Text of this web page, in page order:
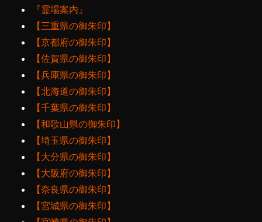
『霊場案内』
【三重県の御朱印】
【京都府の御朱印】
【佐賀県の御朱印】
【兵庫県の御朱印】
【北海道の御朱印】
【千葉県の御朱印】
【和歌山県の御朱印】
【埼玉県の御朱印】
【大分県の御朱印】
【大阪府の御朱印】
【奈良県の御朱印】
【宮城県の御朱印】